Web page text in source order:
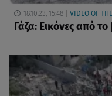
18.10.23, 15:48 VIDEO OF
Γάζα: Εικόνες από